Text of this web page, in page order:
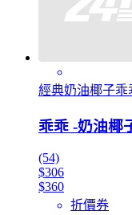
經典奶油椰子乖
乖乖 -奶油椰
(54)
$306
$360
折價券